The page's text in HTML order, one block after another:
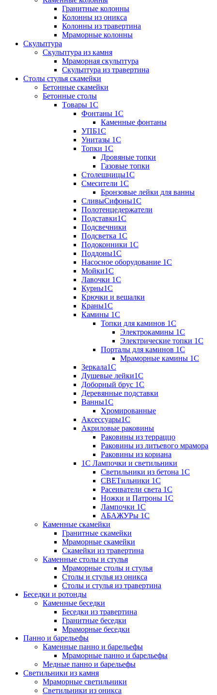
Гранитные колонны
Колонны из оникса
Колонны из травертина
Мраморные колонны
Скульптура
Скульптура из камня
Мраморная скульптура
Скульптура из травертина
Столы стулья скамейки
Бетонные скамейки
Бетонные столы
Tовары 1C
Фонтаны 1C
Каменные фонтаны
УПБ1С
Унитазы 1С
Топки 1С
Дровяные топки
Газовые топки
Столешницы1С
Смесители 1С
Бронзовые лейки для ванны
СливыСифоны1С
Полотенцедержатели
Подставки1С
Подсвечники
Подсветка 1С
Подоконники 1С
Поддоны1С
Насосное оборудование 1С
Мойки1С
Лавочки 1С
Курны1С
Крючки и вешалки
Краны1С
Камины 1C
Топки для каминов 1C
Электрокамины 1С
Электрические топки 1C
Порталы для каминов 1С
Мраморные камины 1C
Зеркала1С
Душевые лейки1С
Доборный брус 1С
Деревянные подставки
Ванны1С
Хромированные
Аксессуары1С
Акриловые раковины
Раковины из терраццо
Раковины из литьевого мрамора
Раковины из кориана
1С Лампочки и светильники
Светильники из бетона 1С
СВЕТильники 1С
Расеиватели света 1С
Ножки и Патроны 1С
Лампочки 1С
АБАЖУРы 1С
Каменные скамейки
Гранитные скамейки
Мраморные скамейки
Скамейки из травертина
Каменные столы и стулья
Мраморные столы и стулья
Столы и стулья из оникса
Столы и стулья из травертина
Беседки и ротонды
Каменные беседки
Беседки из травертина
Гранитные беседки
Мраморные беседки
Панно и барельефы
Каменные панно и барельефы
Мраморные панно и барельефы
Медные панно и барельефы
Светильники из камня
Мраморные светильники
Светильники из оникса